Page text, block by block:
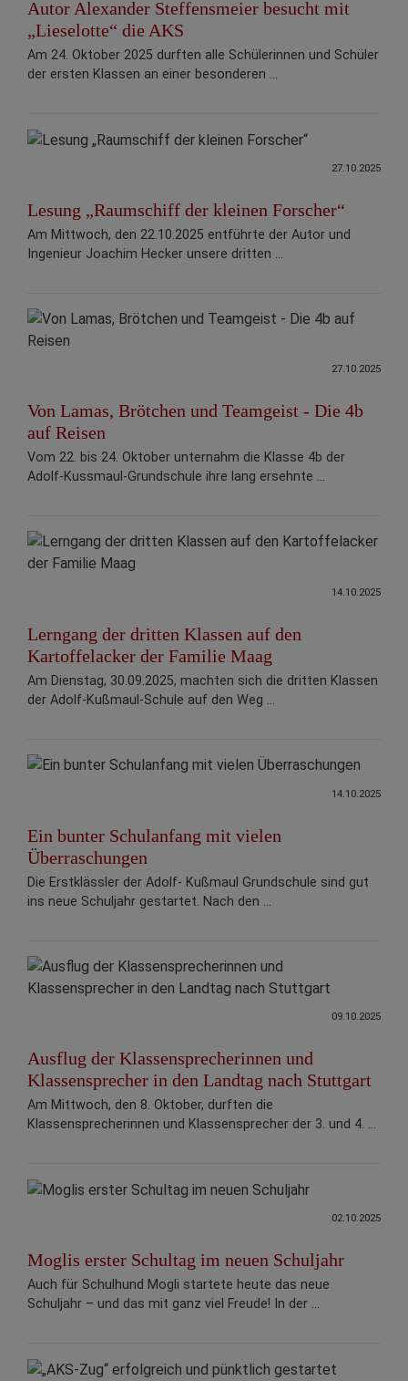
Autor Alexander Steffensmeier besucht mit
„Lieselotte“ die AKS
Am 24. Oktober 2025 durften alle Schülerinnen und Schüler
der ersten Klassen an einer besonderen ...
27.10.2025
Lesung „Raumschiff der kleinen Forscher“
Am Mittwoch, den 22.10.2025 entführte der Autor und
Ingenieur Joachim Hecker unsere dritten ...
27.10.2025
Von Lamas, Brötchen und Teamgeist - Die 4b
auf Reisen
Vom 22. bis 24. Oktober unternahm die Klasse 4b der
Adolf-Kussmaul-Grundschule ihre lang ersehnte ...
14.10.2025
Lerngang der dritten Klassen auf den
Kartoffelacker der Familie Maag
Am Dienstag, 30.09.2025, machten sich die dritten Klassen
der Adolf-Kußmaul-Schule auf den Weg ...
14.10.2025
Ein bunter Schulanfang mit vielen
Überraschungen
Die Erstklässler der Adolf- Kußmaul Grundschule sind gut
ins neue Schuljahr gestartet. Nach den ...
09.10.2025
Ausflug der Klassensprecherinnen und
Klassensprecher in den Landtag nach Stuttgart
Am Mittwoch, den 8. Oktober, durften die
Klassensprecherinnen und Klassensprecher der 3. und 4. ...
02.10.2025
Moglis erster Schultag im neuen Schuljahr
Auch für Schulhund Mogli startete heute das neue
Schuljahr – und das mit ganz viel Freude! In der ...